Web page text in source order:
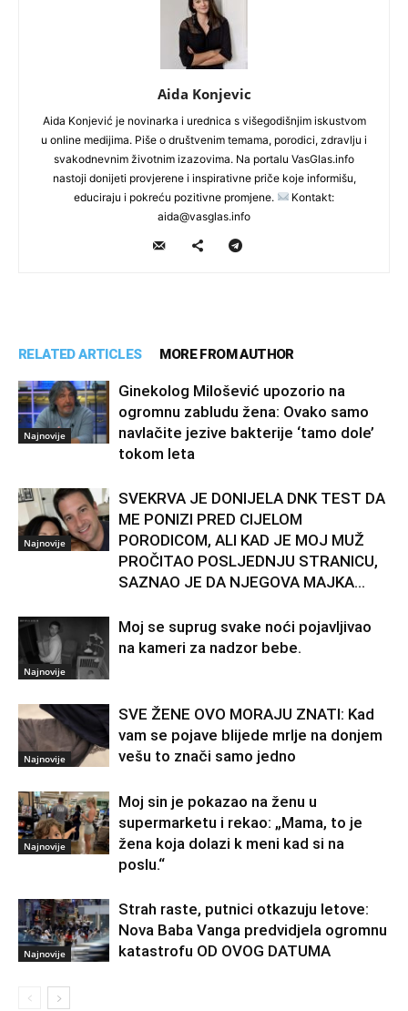
Aida Konjevic
Aida Konjević je novinarka i urednica s višegodišnjim iskustvom
u online medijima. Piše o društvenim temama, porodici, zdravlju i
svakodnevnim životnim izazovima. Na portalu VasGlas.info
nastoji donijeti provjerene i inspirativne priče koje informišu,
educiraju i pokreću pozitivne promjene.
Kontakt:
aida@vasglas.info
RELATED ARTICLES MORE FROM AUTHOR
Najnovije
Ginekolog Milošević upozorio na
ogromnu zabludu žena: Ovako samo
navlačite jezive bakterije ‘tamo dole’
tokom leta
Najnovije
SVEKRVA JE DONIJELA DNK TEST DA
ME PONIZI PRED CIJELOM
PORODICOM, ALI KAD JE MOJ MUŽ
PROČITAO POSLJEDNJU STRANICU,
SAZNAO JE DA NJEGOVA MAJKA...
Najnovije
Moj se suprug svake noći pojavljivao
na kameri za nadzor bebe.
Najnovije
SVE ŽENE OVO MORAJU ZNATI: Kad
vam se pojave blijede mrlje na donjem
vešu to znači samo jedno
Najnovije
Moj sin je pokazao na ženu u
supermarketu i rekao: „Mama, to je
žena koja dolazi k meni kad si na
poslu.“
Najnovije
Strah raste, putnici otkazuju letove:
Nova Baba Vanga predvidjela ogromnu
katastrofu OD OVOG DATUMA